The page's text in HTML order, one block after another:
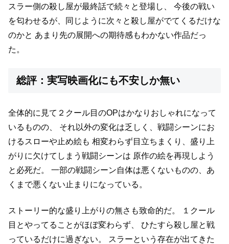
スラー側の殺し屋が最終話で続々と登場し、
今後の戦い
を匂わせるが、同じように次々と殺し屋がでてくるだけな
のかと あまり先の展開への期待感もわかない作品だっ
た。
総評：実写映画化にも不安しか無い
全体的に見て２クール目のOPはかなりおしゃれになって
いるものの、
それ以外の変化は乏しく、戦闘シーンにお
けるスローや止め絵も 相変わらず目立ちまくり、盛り上
がりに欠けてしまう戦闘シーンは 原作の絵を再現しよう
と必死だ。
一部の戦闘シーン自体は悪くないものの、あ
くまで悪くない止まりになっている。
ストーリー的な盛り上がりの無さも致命的だ。
１クール
目とやってることがほぼ変わらず、
ひたすら殺し屋と戦
っているだけに過ぎない。
スラーという存在が出てきた